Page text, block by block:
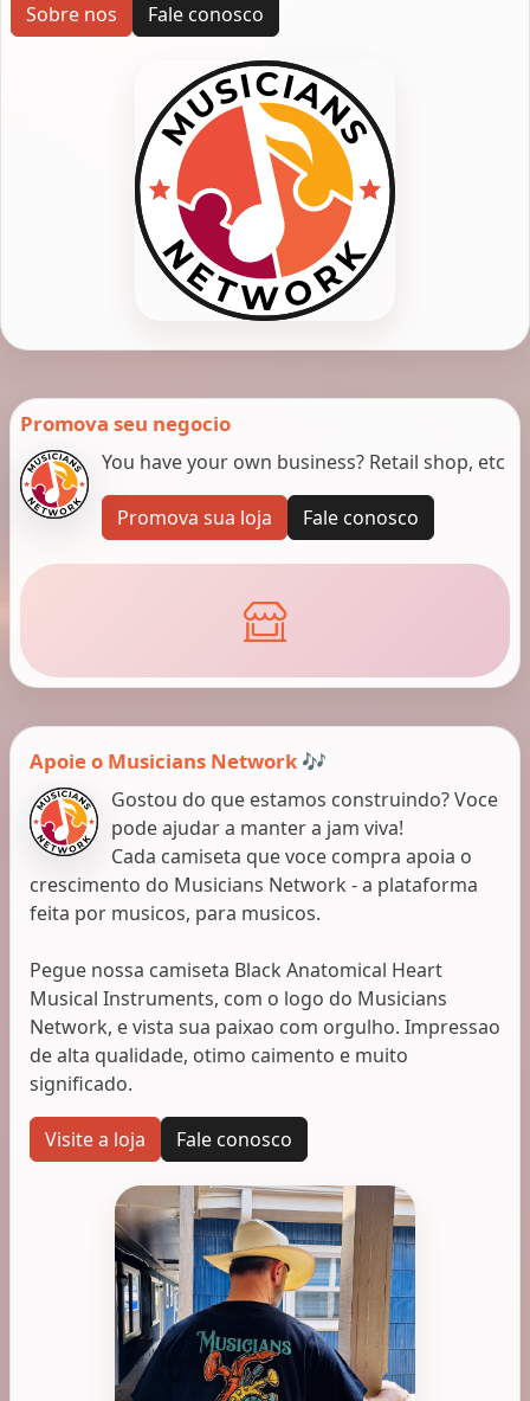
Sobre nos Fale conosco
Promova seu negocio
You have your own business? Retail shop, etc
Promova sua loja Fale conosco
Apoie o Musicians Network 🎶
Gostou do que estamos construindo? Voce
pode ajudar a manter a jam viva!
Cada camiseta que voce compra apoia o
crescimento do Musicians Network - a plataforma
feita por musicos, para musicos.
Pegue nossa camiseta Black Anatomical Heart
Musical Instruments, com o logo do Musicians
Network, e vista sua paixao com orgulho. Impressao
de alta qualidade, otimo caimento e muito
significado.
Visite a loja Fale conosco